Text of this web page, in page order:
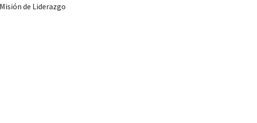
de Liderazgo